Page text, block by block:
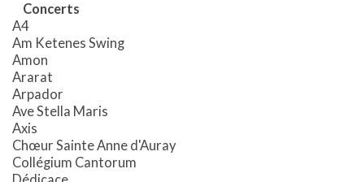
Concerts
A4
Am Ketenes Swing
Amon
Ararat
Arpador
Ave Stella Maris
Axis
Chœur Sainte Anne d'Auray
Collégium Cantorum